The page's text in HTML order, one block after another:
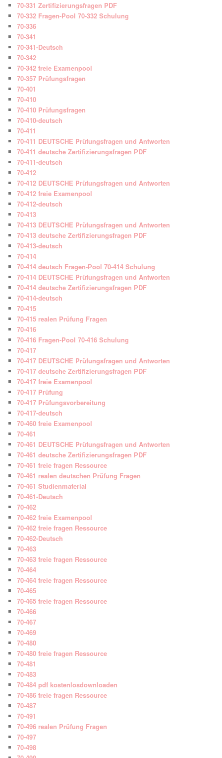
70-331 Zertifizierungsfragen PDF
70-332 Fragen-Pool 70-332 Schulung
70-336
70-341
70-341-Deutsch
70-342
70-342 freie Examenpool
70-357 Prüfungsfragen
70-401
70-410
70-410 Prüfungsfragen
70-410-deutsch
70-411
70-411 DEUTSCHE Prüfungsfragen und Antworten
70-411 deutsche Zertifizierungsfragen PDF
70-411-deutsch
70-412
70-412 DEUTSCHE Prüfungsfragen und Antworten
70-412 freie Examenpool
70-412-deutsch
70-413
70-413 DEUTSCHE Prüfungsfragen und Antworten
70-413 deutsche Zertifizierungsfragen PDF
70-413-deutsch
70-414
70-414 deutsch Fragen-Pool 70-414 Schulung
70-414 DEUTSCHE Prüfungsfragen und Antworten
70-414 deutsche Zertifizierungsfragen PDF
70-414-deutsch
70-415
70-415 realen Prüfung Fragen
70-416
70-416 Fragen-Pool 70-416 Schulung
70-417
70-417 DEUTSCHE Prüfungsfragen und Antworten
70-417 deutsche Zertifizierungsfragen PDF
70-417 freie Examenpool
70-417 Prüfung
70-417 Prüfungsvorbereitung
70-417-deutsch
70-460 freie Examenpool
70-461
70-461 DEUTSCHE Prüfungsfragen und Antworten
70-461 deutsche Zertifizierungsfragen PDF
70-461 freie fragen Ressource
70-461 realen deutschen Prüfung Fragen
70-461 Studienmaterial
70-461-Deutsch
70-462
70-462 freie Examenpool
70-462 freie fragen Ressource
70-462-Deutsch
70-463
70-463 freie fragen Ressource
70-464
70-464 freie fragen Ressource
70-465
70-465 freie fragen Ressource
70-466
70-467
70-469
70-480
70-480 freie fragen Ressource
70-481
70-483
70-484 pdf kostenlosdownloaden
70-486 freie fragen Ressource
70-487
70-491
70-496 realen Prüfung Fragen
70-497
70-498